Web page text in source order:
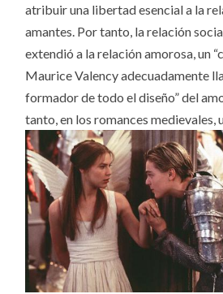
atribuir una libertad esencial a la
amantes. Por tanto, la relación
extendió a la relación amorosa, un
Maurice Valency adecuadamente
formador de todo el diseño” del
tanto, en los romances medievales,